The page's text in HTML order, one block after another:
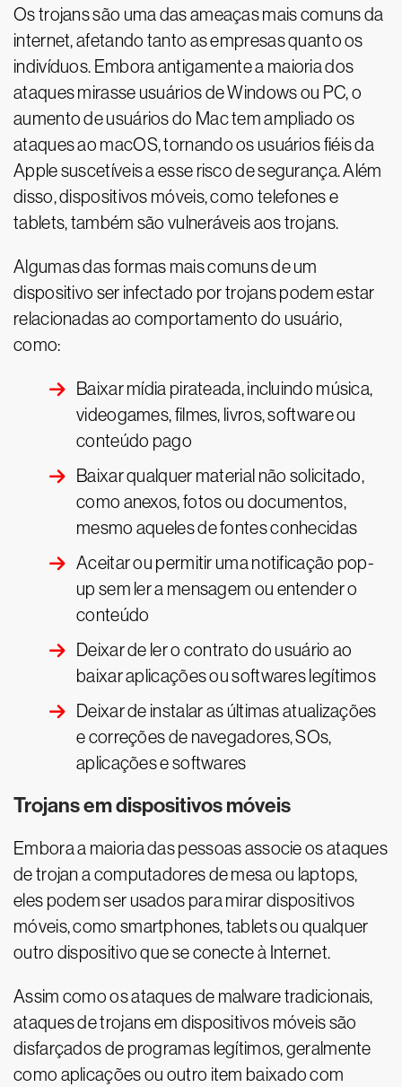
Os trojans são uma das ameaças mais comuns da
internet, afetando tanto as empresas quanto os
indivíduos. Embora antigamente a maioria dos
ataques mirasse usuários de Windows ou PC, o
aumento de usuários do Mac tem ampliado os
ataques ao macOS, tornando os usuários fiéis da
Apple suscetíveis a esse risco de segurança. Além
disso, dispositivos móveis, como telefones e
tablets, também são vulneráveis aos trojans.
Algumas das formas mais comuns de um
dispositivo ser infectado por trojans podem estar
relacionadas ao comportamento do usuário,
como:
Baixar mídia pirateada, incluindo música,
videogames, filmes, livros, software ou
conteúdo pago
Baixar qualquer material não solicitado,
como anexos, fotos ou documentos,
mesmo aqueles de fontes conhecidas
Aceitar ou permitir uma notificação pop-
up sem ler a mensagem ou entender o
conteúdo
Deixar de ler o contrato do usuário ao
baixar aplicações ou softwares legítimos
Deixar de instalar as últimas atualizações
e correções de navegadores, SOs,
aplicações e softwares
Trojans em dispositivos móveis
Embora a maioria das pessoas associe os ataques
de trojan a computadores de mesa ou laptops,
eles podem ser usados para mirar dispositivos
móveis, como smartphones, tablets ou qualquer
outro dispositivo que se conecte à Internet.
Assim como os ataques de malware tradicionais,
ataques de trojans em dispositivos móveis são
disfarçados de programas legítimos, geralmente
como aplicações ou outro item baixado com